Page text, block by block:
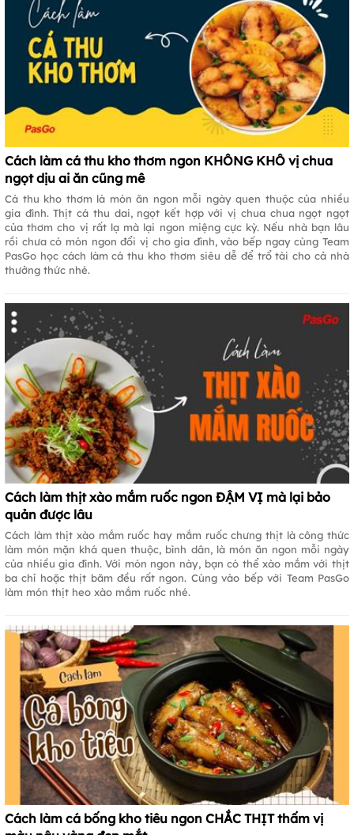
Cách làm cá thu kho thơm ngon KHÔNG KHÔ vị chua
ngọt dịu ai ăn cũng mê
Cá thu kho thơm là món ăn ngon mỗi ngày quen thuộc của nhiều
gia đình. Thịt cá thu dai, ngọt kết hợp với vị chua chua ngọt ngọt
của thơm cho vị rất lạ mà lại ngon miệng cực kỳ. Nếu nhà bạn lâu
rồi chưa có món ngon đổi vị cho gia đình, vào bếp ngay cùng Team
PasGo học cách làm cá thu kho thơm siêu dễ để trổ tài cho cả nhà
thưởng thức nhé.
Cách làm thịt xào mắm ruốc ngon ĐẬM VỊ mà lại bảo
quản được lâu
Cách làm thịt xào mắm ruốc hay mắm ruốc chưng thịt là công thức
làm món mặn khá quen thuộc, bình dân, là món ăn ngon mỗi ngày
của nhiều gia đình. Với món ngon này, bạn có thể xào mắm với thịt
ba chỉ hoặc thịt băm đều rất ngon. Cùng vào bếp với Team PasGo
làm món thịt heo xào mắm ruốc nhé.
Cách làm cá bống kho tiêu ngon CHẮC THỊT thấm vị